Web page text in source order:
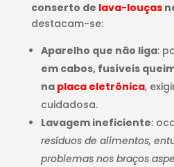
conserto de lava-louças
destacam-se:
Aparelho que não liga:
em cabos, fusíveis
na placa eletrônica,
cuidadosa.
Lavagem ineficiente:
resíduos de alimentos,
problemas nos braços